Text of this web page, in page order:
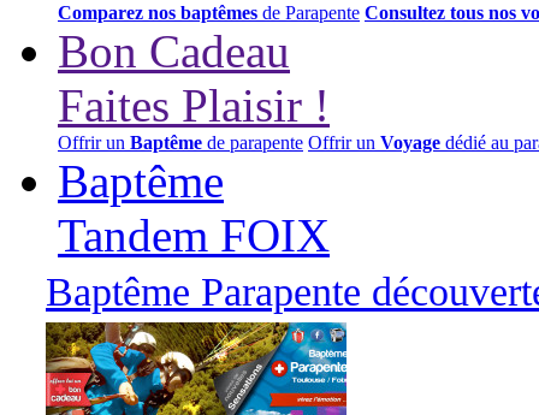
Comparez nos baptêmes de Parapente Consultez tous nos
Bon Cadeau
Faites Plaisir !
Offrir un Baptême de parapente Offrir un Voyage dédié au
Baptême
Tandem FOIX
Baptême Parapente